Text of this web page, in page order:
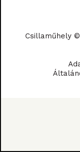
Csillaműhely ©